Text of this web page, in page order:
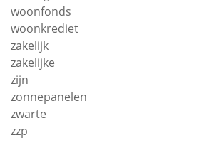
woonfonds
woonkrediet
zakelijk
zakelijke
zijn
zonnepanelen
zwarte
zzp